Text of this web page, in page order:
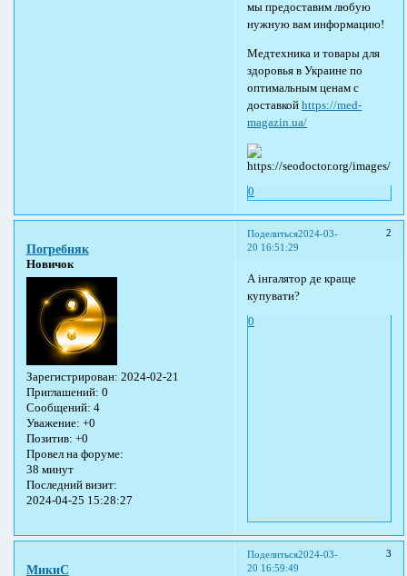
мы предоставим любую
нужную вам информацию!
Медтехника и товары для
здоровья в Украине по
оптимальным ценам с
доставкойhttps://med-
magazin.ua/
0
Поделиться 2
2024-03-
20 16:51:29
Погребняк
Новичок
Зарегистрирован: 2024-02-21
Приглашений: 0
Сообщений: 4
Уважение: +0
Позитив: +0
Провел на форуме:
38 минут
Последний визит:
2024-04-25 15:28:27
А інгалятор де краще
купувати?
0
Поделиться 3
2024-03-
20 16:59:49
МикиС